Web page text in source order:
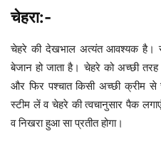
चेहरा:-
चेहरे की देखभाल अत्यंत आवश्यक है।
बेजान हो जाता है। चेहरे को अच्छी
और फिर पश्चात किसी अच्छी क्रीम
स्टीम लें व चेहरे की त्वचानुसार पैक
व निखरा हुआ सा प्रतीत होगा।